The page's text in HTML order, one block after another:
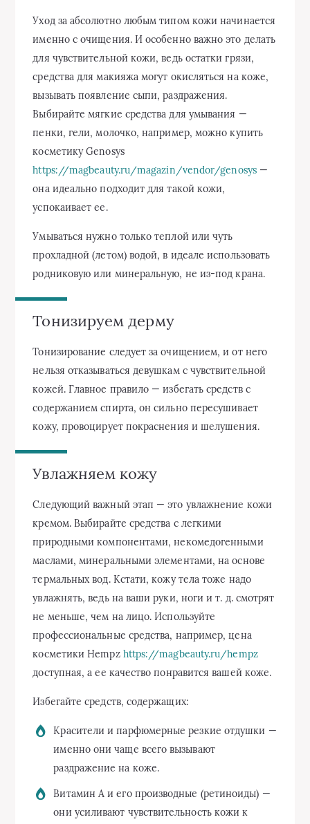
Уход за абсолютно любым типом кожи начинается
именно с очищения. И особенно важно это делать
для чувствительной кожи, ведь остатки грязи,
средства для макияжа могут окисляться на коже,
вызывать появление сыпи, раздражения.
Выбирайте мягкие средства для умывания —
пенки, гели, молочко, например, можно купить
косметику Genosys
https://magbeauty.ru/magazin/vendor/genosys—
она идеально подходит для такой кожи,
успокаивает ее.
Умываться нужно только теплой или чуть
прохладной (летом) водой, в идеале использовать
родниковую или минеральную, не из-под крана.
Тонизируем дерму
Тонизирование следует за очищением, и от него
нельзя отказываться девушкам с чувствительной
кожей. Главное правило — избегать средств с
содержанием спирта, он сильно пересушивает
кожу, провоцирует покраснения и шелушения.
Увлажняем кожу
Следующий важный этап — это увлажнение кожи
кремом. Выбирайте средства с легкими
природными компонентами, некомедогенными
маслами, минеральными элементами, на основе
термальных вод. Кстати, кожу тела тоже надо
увлажнять, ведь на ваши руки, ноги и т. д. смотрят
не меньше, чем на лицо. Используйте
профессиональные средства, например, цена
косметики Hempz https://magbeauty.ru/hempz
доступная, а ее качество понравится вашей коже.
Избегайте средств, содержащих:
Красители и парфюмерные резкие отдушки —
именно они чаще всего вызывают
раздражение на коже.
Витамин А и его производные (ретиноиды) —
они усиливают чувствительность кожи к